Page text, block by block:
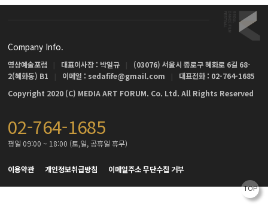
Company Info.
영상예술포럼 대표이사장 : 박일규
(03076) 서울시 종로구 혜화로 6길 68-
2(혜화동) B1
이메일 : sedafife@gmail.com
대표전화 : 02-764-1685
Copyright 2020 (C) MEDIA ART FORUM. Co. Ltd. All Rights Reserved
02-764-1685
평일 09:00 ~ 18:00 (토,일, 공휴일 휴무)
이용약관 개인정보취급방침 이메일주소 무단수집 거부
TOP